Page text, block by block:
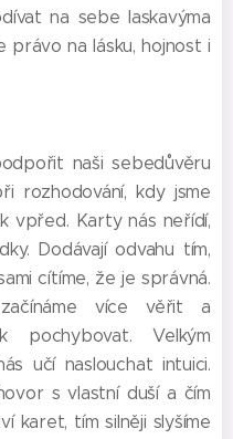
na sebe laskavýma
právo na lásku, hojnost i
naši sebedůvěru
rozhodování, kdy jsme
vpřed. Karty nás neřídí,
Dodávají odvahu tím,
cítíme, že je správná.
více věřit a
Velkým
učí naslouchat intuici.
s vlastní duší a čím
karet, tím silněji slyšíme